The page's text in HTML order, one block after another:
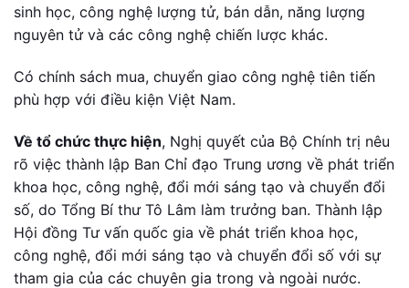
sinh học, công nghệ lượng tử, bán dẫn, năng lượng
nguyên tử và các công nghệ chiến lược khác.
Có chính sách mua, chuyển giao công nghệ tiên tiến
phù hợp với điều kiện Việt Nam.
Về tổ chức thực hiện, Nghị quyết của Bộ Chính trị nêu
rõ việc thành lập Ban Chỉ đạo Trung ương về phát triển
khoa học, công nghệ, đổi mới sáng tạo và chuyển đổi
số, do Tổng Bí thư Tô Lâm làm trưởng ban. Thành lập
Hội đồng Tư vấn quốc gia về phát triển khoa học,
công nghệ, đổi mới sáng tạo và chuyển đổi số với sự
tham gia của các chuyên gia trong và ngoài nước.